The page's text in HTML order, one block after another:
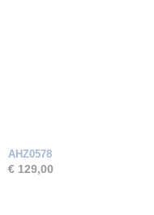
AHZ0578
€ 129,00